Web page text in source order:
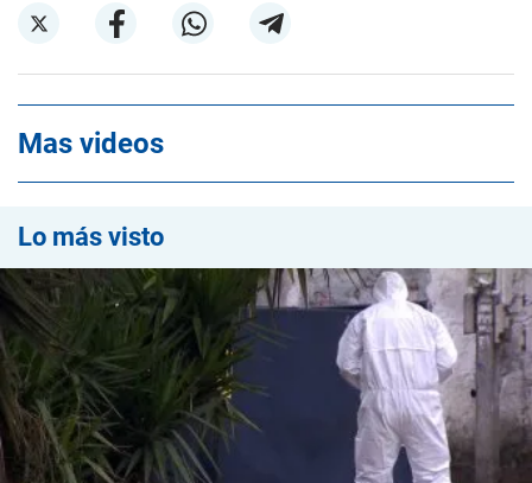
Mas videos
Lo más visto